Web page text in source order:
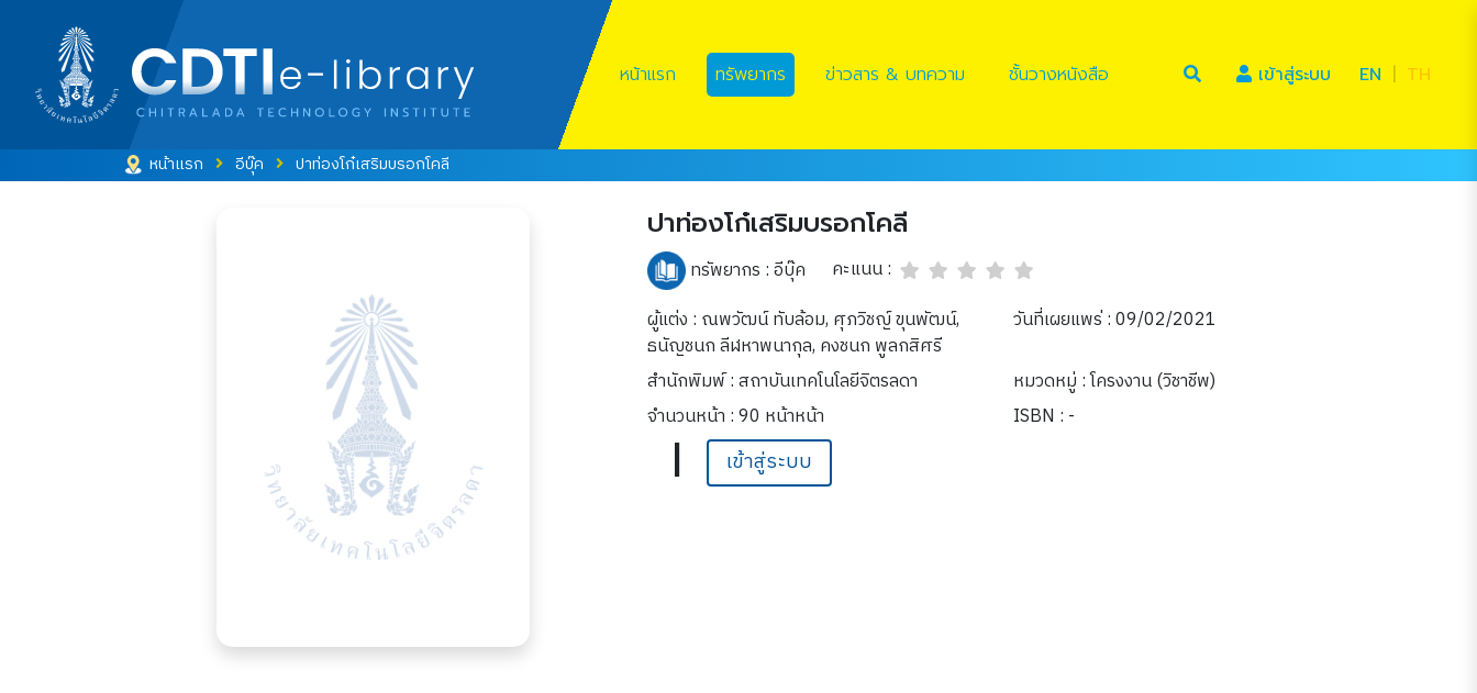
หน้าแรก ทรัพยากร ข่าวสาร & บทความ ชั้นวางหนังสือ เข้าสู่ระบบ (current)
EN | TH
หน้าแรก อีบุ๊ค ปาท่องโก๋เสริมบรอกโคลี
ปาท่องโก๋เสริมบรอกโคลี
ทรัพยากร :อีบุ๊ค
คะแนน :
ผู้แต่ง : ณพวัฒน์ ทับล้อม, ศุภวิชญ์ ขุนพัฒน์,
ธนัญชนก ลีฬหาพนากุล, คงชนก พูลกสิศรี
วันที่เผยแพร่ : 09/02/2021
สำนักพิมพ์ : สถาบันเทคโนโลยีจิตรลดา หมวดหมู่ :โครงงาน (วิชาชีพ)
จำนวนหน้า : 90 หน้าหน้า
ISBN : -
| เข้าสู่ระบบ